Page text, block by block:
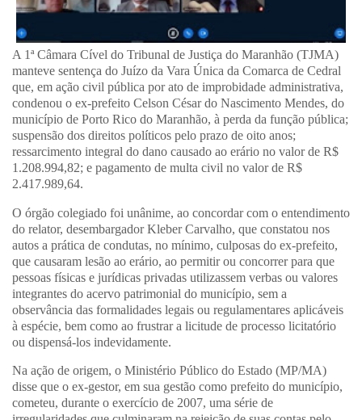
A 1ª Câmara Cível do Tribunal de Justiça do Maranhão (TJMA)
manteve sentença do Juízo da Vara Única da Comarca de Cedral
que, em ação civil pública por ato de improbidade administrativa,
condenou o ex-prefeito Celson César do Nascimento Mendes, do
município de Porto Rico do Maranhão, à perda da função pública;
suspensão dos direitos políticos pelo prazo de oito anos;
ressarcimento integral do dano causado ao erário no valor de R$
1.208.994,82; e pagamento de multa civil no valor de R$
2.417.989,64.
O órgão colegiado foi unânime, ao concordar com o entendimento
do relator, desembargador Kleber Carvalho, que constatou nos
autos a prática de condutas, no mínimo, culposas do ex-prefeito,
que causaram lesão ao erário, ao permitir ou concorrer para que
pessoas físicas e jurídicas privadas utilizassem verbas ou valores
integrantes do acervo patrimonial do município, sem a
observância das formalidades legais ou regulamentares aplicáveis
à espécie, bem como ao frustrar a licitude de processo licitatório
ou dispensá-los indevidamente.
Na ação de origem, o Ministério Público do Estado (MP/MA)
disse que o ex-gestor, em sua gestão como prefeito do município,
cometeu, durante o exercício de 2007, uma série de